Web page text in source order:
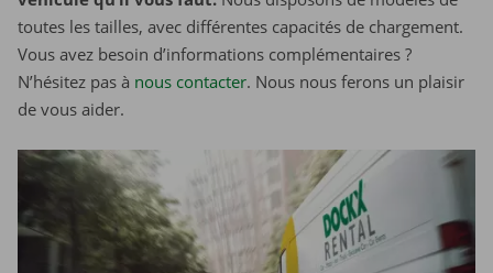
toutes les tailles, avec différentes capacités de chargement.
Vous avez besoin d’informations complémentaires ?
N’hésitez pas à nous contacter. Nous nous ferons un plaisir
de vous aider.